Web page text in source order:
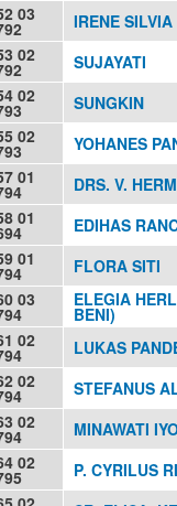
03
IRENE
02
SUJAYATI
02
SUNGKIN
02
YOHANES
01
DRS. V.
01
EDIHAS
01
FLORA SITI
03
ELEGIA
BENI)
02
LUKAS
02
STEFANUS
02
MINAWATI
02
P. CYRILUS